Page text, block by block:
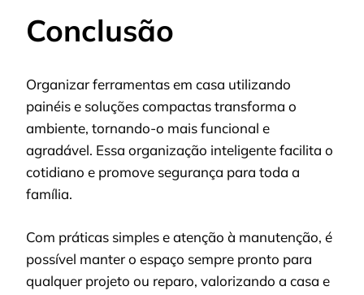
Conclusão
Organizar ferramentas em casa utilizando
painéis e soluções compactas transforma o
ambiente, tornando-o mais funcional e
agradável. Essa organização inteligente facilita o
cotidiano e promove segurança para toda a
família.
Com práticas simples e atenção à manutenção, é
possível manter o espaço sempre pronto para
qualquer projeto ou reparo, valorizando a casa e